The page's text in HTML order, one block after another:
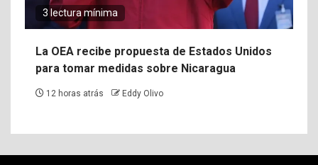
3 lectura mínima
La OEA recibe propuesta de Estados Unidos
para tomar medidas sobre Nicaragua
12 horas atrás Eddy Olivo